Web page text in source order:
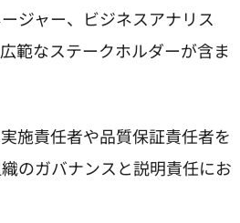
ジャー、ビジネスアナリス
範なステークホルダーが含ま
施責任者や品質保証責任者を
のガバナンスと説明責任にお